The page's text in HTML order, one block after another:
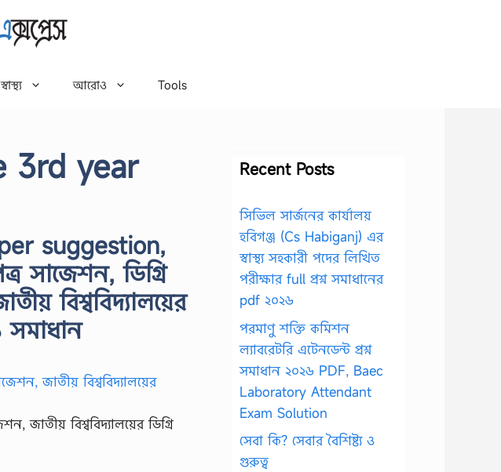
স্বাস্থ্য আরোও Tools
3rd year
suggestion,
সাজেশন, ডিগ্রি
বিশ্ববিদ্যালয়ের
সমাধান
জাতীয় বিশ্ববিদ্যালয়ের ডিগ্রি
Recent Posts
সিভিল সার্জনের কার্যালয়
হবিগঞ্জ (Cs Habiganj) এর
স্বাস্থ্য সহকারী পদের লিখিত
পরীক্ষার full প্রশ্ন সমাধানের
pdf ২০২৬
পরমাণু শক্তি কমিশন
ল্যাবরেটরি এটেনডেন্ট প্রশ্ন
সমাধান ২০২৬ PDF, Baec
Laboratory Attendant
Exam Solution
সেবা কি? সেবার বৈশিষ্ট্য ও
গুরুত্ব